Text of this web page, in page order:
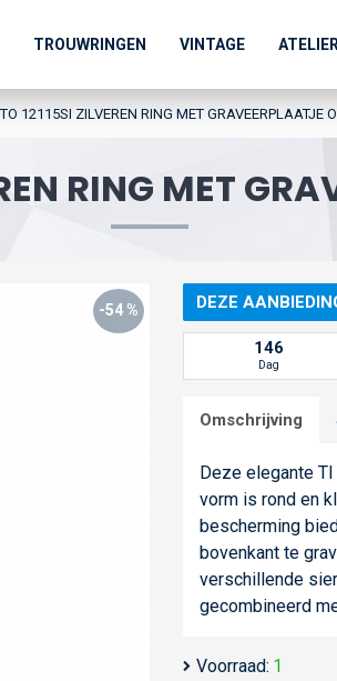
TROUWRINGEN VINTAGE ATELIER
12115SI ZILVEREN RING MET GRAVEERPLAATJE
RING MET
-54 %
Omschrijving
Deze elegante
vorm is rond en
bescherming
bovenkant te
verschillende
gecombineerd
Voorraad: 1
DEZE
146
Dag